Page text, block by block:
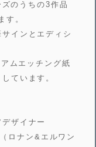
のうちの3作品
す。
インとエディシ
ムエッチング紙
ています。
ザイナー
ロナン&エルワン